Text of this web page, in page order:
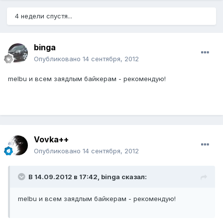
4 недели спустя...
binga
Опубликовано 14 сентября, 2012
melbu и всем заядлым байкерам - рекомендую!
Vovka++
Опубликовано 14 сентября, 2012
В 14.09.2012 в 17:42, binga сказал:
melbu и всем заядлым байкерам - рекомендую!